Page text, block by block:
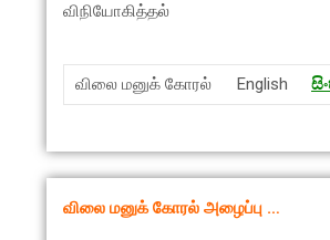
விநியோகித்தல்
விலை மனுக் கோரல் English
விலை மனுக் கோரல் அழைப்பு …